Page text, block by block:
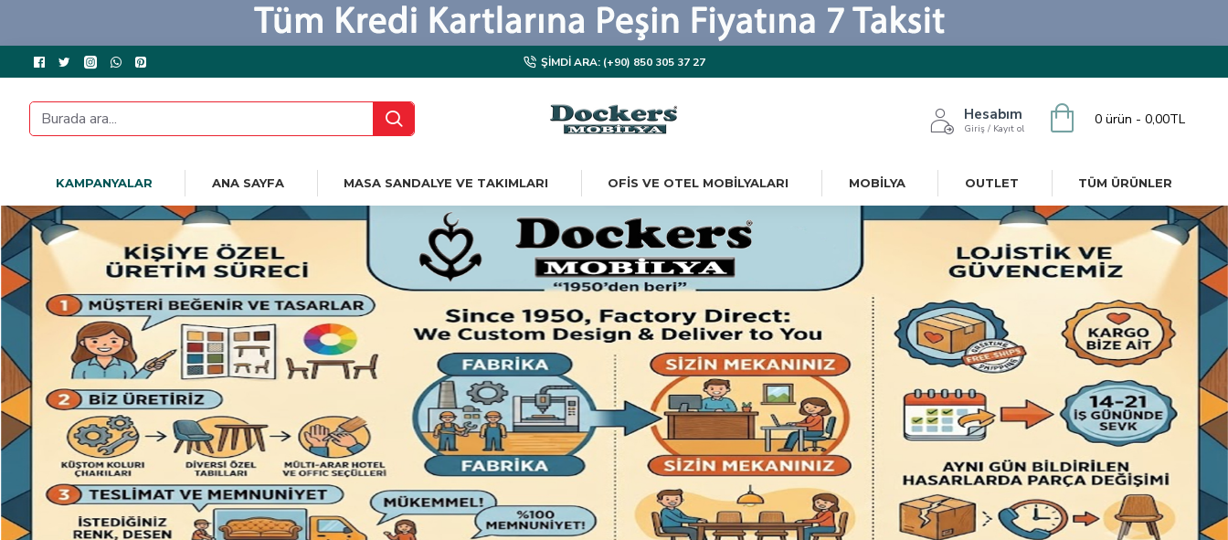
ŞIMDI ARA: (+90) 850 305 37 27
Hesabım
Giriş / Kayıt ol
0 ürün - 0,00TL
KAMPANYALAR ANA SAYFA MASA SANDALYE VE TAKIMLARI OFIS VE OTEL MOBILYALARI MOBILYA OUTLET TÜM ÜRÜNLER